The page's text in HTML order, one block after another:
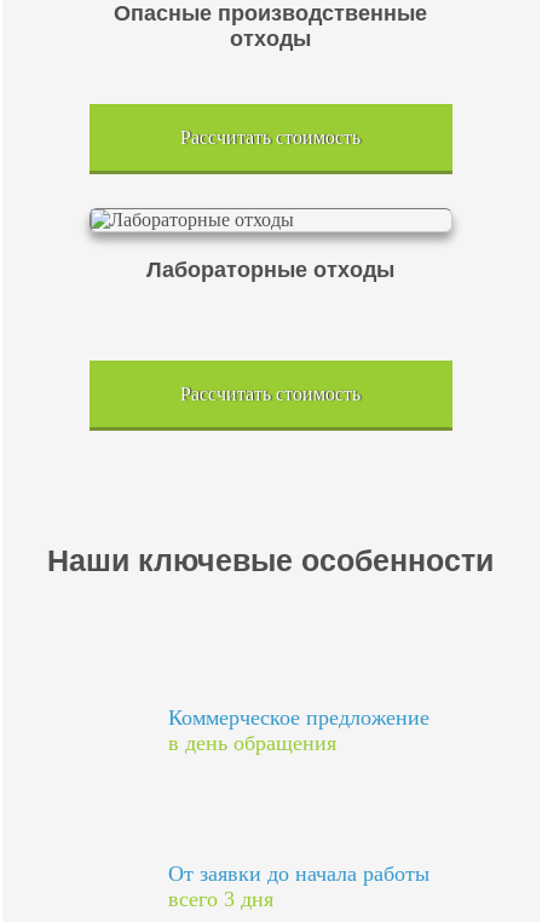
Опасные производственные
отходы
Рассчитать стоимость
Лабораторные отходы
Рассчитать стоимость
Наши ключевые особенности
Коммерческое предложение
в день обращения
От заявки до начала работы
всего 3 дня